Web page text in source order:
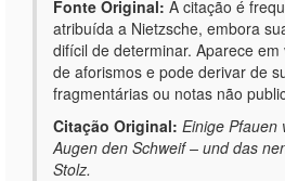
Fonte Original: A citação é
atribuída a Nietzsche, embora
difícil de determinar. Aparece
de aforismos e pode derivar de
fragmentárias ou notas não
Citação Original: Einige Pfauen
Augen den Schweif – und das
Stolz.